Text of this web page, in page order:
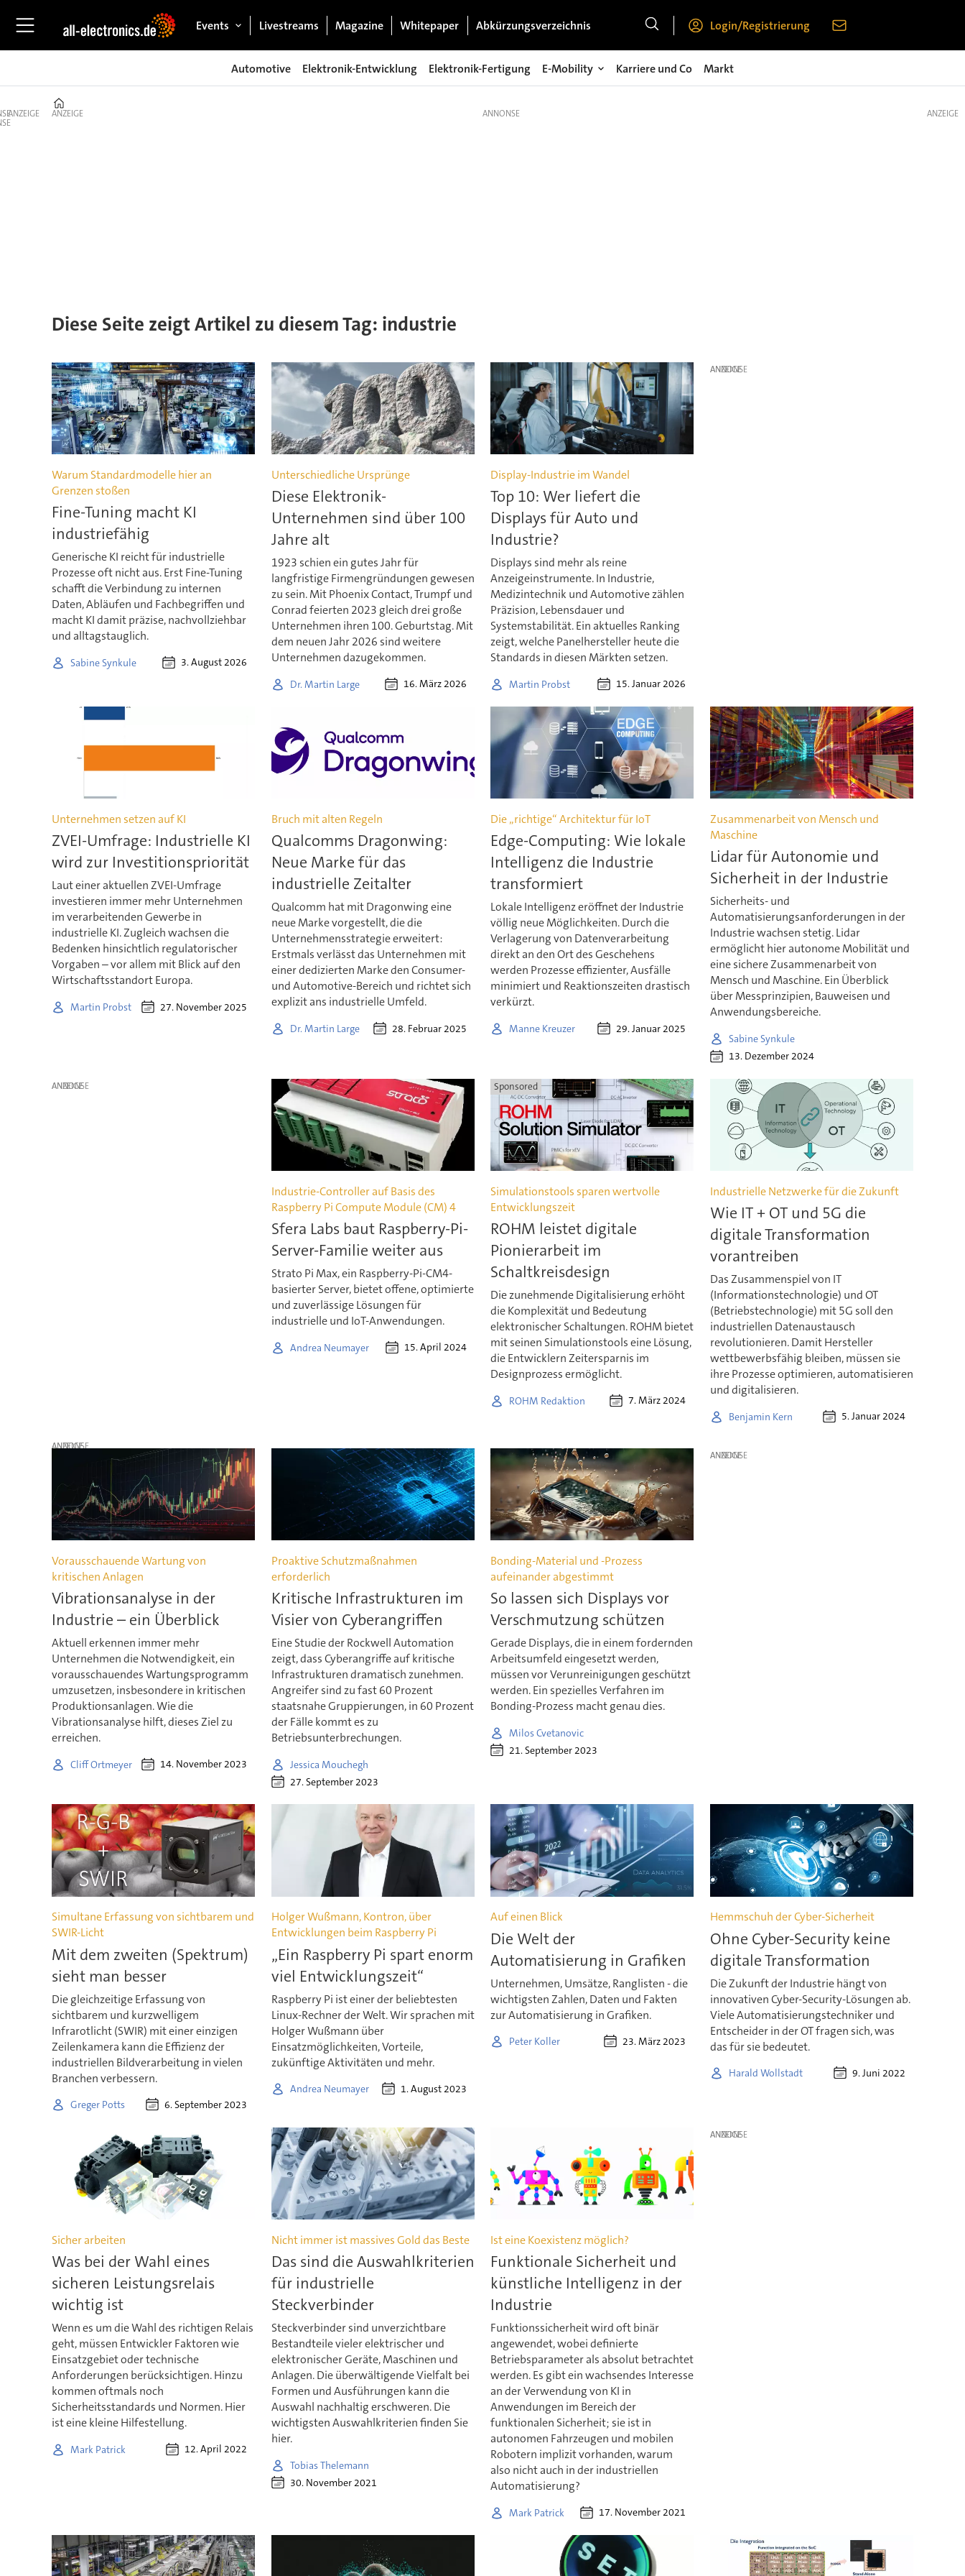
Events Livestreams Magazine Whitepaper Abkürzungsverzeichnis Login/Registrierung
Automotive Elektronik-Entwicklung Elektronik-Fertigung E-Mobility Karriere und Co Markt
ANZEIGE ANZEIGE
Diese Seite zeigt Artikel zu diesem Tag: industrie
Warum Standardmodelle hier an
Grenzen stoßen
Fine-Tuning macht KI
industriefähig
Generische KI reicht für industrielle
Prozesse oft nicht aus. Erst Fine-Tuning
schafft die Verbindung zu internen
Daten, Abläufen und Fachbegriffen und
macht KI damit präzise, nachvollziehbar
und alltagstauglich.
Sabine Synkule 3. August 2026
Unterschiedliche Ursprünge
Diese Elektronik-
Unternehmen sind über 100
Jahre alt
1923 schien ein gutes Jahr für
langfristige Firmengründungen gewesen
zu sein. Mit Phoenix Contact, Trumpf und
Conrad feierten 2023 gleich drei große
Unternehmen ihren 100. Geburtstag. Mit
dem neuen Jahr 2026 sind weitere
Unternehmen dazugekommen.
Dr. Martin Large 16. März 2026
Display-Industrie im Wandel
Top 10: Wer liefert die
Displays für Auto und
Industrie?
Displays sind mehr als reine
Anzeigeinstrumente. In Industrie,
Medizintechnik und Automotive zählen
Präzision, Lebensdauer und
Systemstabilität. Ein aktuelles Ranking
zeigt, welche Panelhersteller heute die
Standards in diesen Märkten setzen.
Martin Probst 15. Januar 2026
ANZEIGE
Unternehmen setzen auf KI
ZVEI-Umfrage: Industrielle KI
wird zur Investitionspriorität
Laut einer aktuellen ZVEI-Umfrage
investieren immer mehr Unternehmen
im verarbeitenden Gewerbe in
industrielle KI. Zugleich wachsen die
Bedenken hinsichtlich regulatorischer
Vorgaben – vor allem mit Blick auf den
Wirtschaftsstandort Europa.
Martin Probst 27. November 2025
Bruch mit alten Regeln
Qualcomms Dragonwing:
Neue Marke für das
industrielle Zeitalter
Qualcomm hat mit Dragonwing eine
neue Marke vorgestellt, die die
Unternehmensstrategie erweitert:
Erstmals verlässt das Unternehmen mit
einer dedizierten Marke den Consumer-
und Automotive-Bereich und richtet sich
explizit ans industrielle Umfeld.
Dr. Martin Large 28. Februar 2025
Die „richtige“ Architektur für IoT
Edge-Computing: Wie lokale
Intelligenz die Industrie
transformiert
Lokale Intelligenz eröffnet der Industrie
völlig neue Möglichkeiten. Durch die
Verlagerung von Datenverarbeitung
direkt an den Ort des Geschehens
werden Prozesse effizienter, Ausfälle
minimiert und Reaktionszeiten drastisch
verkürzt.
Manne Kreuzer 29. Januar 2025
Zusammenarbeit von Mensch und
Maschine
Lidar für Autonomie und
Sicherheit in der Industrie
Sicherheits- und
Automatisierungsanforderungen in der
Industrie wachsen stetig. Lidar
ermöglicht hier autonome Mobilität und
eine sichere Zusammenarbeit von
Mensch und Maschine. Ein Überblick
über Messprinzipien, Bauweisen und
Anwendungsbereiche.
Sabine Synkule
13. Dezember 2024
ANZEIGE
Industrie-Controller auf Basis des
Raspberry Pi Compute Module (CM) 4
Sfera Labs baut Raspberry-Pi-
Server-Familie weiter aus
Strato Pi Max, ein Raspberry-Pi-CM4-
basierter Server, bietet offene, optimierte
und zuverlässige Lösungen für
industrielle und IoT-Anwendungen.
Andrea Neumayer 15. April 2024
Sponsored
Simulationstools sparen wertvolle
Entwicklungszeit
ROHM leistet digitale
Pionierarbeit im
Schaltkreisdesign
Die zunehmende Digitalisierung erhöht
die Komplexität und Bedeutung
elektronischer Schaltungen. ROHM bietet
mit seinen Simulationstools eine Lösung,
die Entwicklern Zeitersparnis im
Designprozess ermöglicht.
ROHM Redaktion 7. März 2024
Industrielle Netzwerke für die Zukunft
Wie IT + OT und 5G die
digitale Transformation
vorantreiben
Das Zusammenspiel von IT
(Informationstechnologie) und OT
(Betriebstechnologie) mit 5G soll den
industriellen Datenaustausch
revolutionieren. Damit Hersteller
wettbewerbsfähig bleiben, müssen sie
ihre Prozesse optimieren, automatisieren
und digitalisieren.
Benjamin Kern 5. Januar 2024
ANZEIGE
Vorausschauende Wartung von
kritischen Anlagen
Vibrationsanalyse in der
Industrie – ein Überblick
Aktuell erkennen immer mehr
Unternehmen die Notwendigkeit, ein
vorausschauendes Wartungsprogramm
umzusetzen, insbesondere in kritischen
Produktionsanlagen. Wie die
Vibrationsanalyse hilft, dieses Ziel zu
erreichen.
Cliff Ortmeyer 14. November 2023
Proaktive Schutzmaßnahmen
erforderlich
Kritische Infrastrukturen im
Visier von Cyberangriffen
Eine Studie der Rockwell Automation
zeigt, dass Cyberangriffe auf kritische
Infrastrukturen dramatisch zunehmen.
Angreifer sind zu fast 60 Prozent
staatsnahe Gruppierungen, in 60 Prozent
der Fälle kommt es zu
Betriebsunterbrechungen.
Jessica Mouchegh
27. September 2023
Bonding-Material und -Prozess
aufeinander abgestimmt
So lassen sich Displays vor
Verschmutzung schützen
Gerade Displays, die in einem fordernden
Arbeitsumfeld eingesetzt werden,
müssen vor Verunreinigungen geschützt
werden. Ein spezielles Verfahren im
Bonding-Prozess macht genau dies.
Milos Cvetanovic
21. September 2023
ANZEIGE
Simultane Erfassung von sichtbarem und
SWIR-Licht
Mit dem zweiten (Spektrum)
sieht man besser
Die gleichzeitige Erfassung von
sichtbarem und kurzwelligem
Infrarotlicht (SWIR) mit einer einzigen
Zeilenkamera kann die Effizienz der
industriellen Bildverarbeitung in vielen
Branchen verbessern.
Greger Potts 6. September 2023
Holger Wußmann, Kontron, über
Entwicklungen beim Raspberry Pi
„Ein Raspberry Pi spart enorm
viel Entwicklungszeit“
Raspberry Pi ist einer der beliebtesten
Linux-Rechner der Welt. Wir sprachen mit
Holger Wußmann über
Einsatzmöglichkeiten, Vorteile,
zukünftige Aktivitäten und mehr.
Andrea Neumayer 1. August 2023
Auf einen Blick
Die Welt der
Automatisierung in Grafiken
Unternehmen, Umsätze, Ranglisten - die
wichtigsten Zahlen, Daten und Fakten
zur Automatisierung in Grafiken.
Peter Koller 23. März 2023
Hemmschuh der Cyber-Sicherheit
Ohne Cyber-Security keine
digitale Transformation
Die Zukunft der Industrie hängt von
innovativen Cyber-Security-Lösungen ab.
Viele Automatisierungstechniker und
Entscheider in der OT fragen sich, was
das für sie bedeutet.
Harald Wollstadt 9. Juni 2022
Sicher arbeiten
Was bei der Wahl eines
sicheren Leistungsrelais
wichtig ist
Wenn es um die Wahl des richtigen Relais
geht, müssen Entwickler Faktoren wie
Einsatzgebiet oder technische
Anforderungen berücksichtigen. Hinzu
kommen oftmals noch
Sicherheitsstandards und Normen. Hier
ist eine kleine Hilfestellung.
Mark Patrick 12. April 2022
Nicht immer ist massives Gold das Beste
Das sind die Auswahlkriterien
für industrielle
Steckverbinder
Steckverbinder sind unverzichtbare
Bestandteile vieler elektrischer und
elektronischer Geräte, Maschinen und
Anlagen. Die überwältigende Vielfalt bei
Formen und Ausführungen kann die
Auswahl nachhaltig erschweren. Die
wichtigsten Auswahlkriterien finden Sie
hier.
Tobias Thelemann
30. November 2021
Ist eine Koexistenz möglich?
Funktionale Sicherheit und
künstliche Intelligenz in der
Industrie
Funktionssicherheit wird oft binär
angewendet, wobei definierte
Betriebsparameter als absolut betrachtet
werden. Es gibt ein wachsendes Interesse
an der Verwendung von KI in
Anwendungen im Bereich der
funktionalen Sicherheit; sie ist in
autonomen Fahrzeugen und mobilen
Robotern implizit vorhanden, warum
also nicht auch in der industriellen
Automatisierung?
Mark Patrick 17. November 2021
ANZEIGE
ANZEIGE